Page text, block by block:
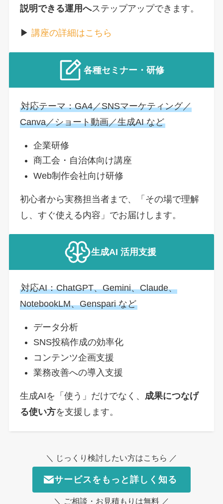
説明できる運用へステップアップできます。
▶︎講座の詳細はこちら
各種セミナー・研修
対応テーマ：GA4／SNSマーケティング／
Canva／ショート動画／生成AI など
企業研修
商工会・自治体向け講座
Web制作会社向け研修
初心者から実務担当者まで、「その場で理解
し、すぐ使える内容」でお届けします。
生成AI 活用支援
対応AI：ChatGPT、Gemini、Claude、
NotebookLM、Genspari など
データ分析
SNS投稿作成の効率化
コンテンツ企画支援
業務改善への導入支援
生成AIを「使う」だけでなく、 成果につなげ
る使い方を支援します。
＼ じっくり検討したい方はこちら ／
サービスをもっと詳しく知る
＼ ご相談・お見積もりは無料 ／